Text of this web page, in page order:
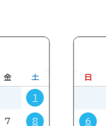
金 土
1
7 8
日
6